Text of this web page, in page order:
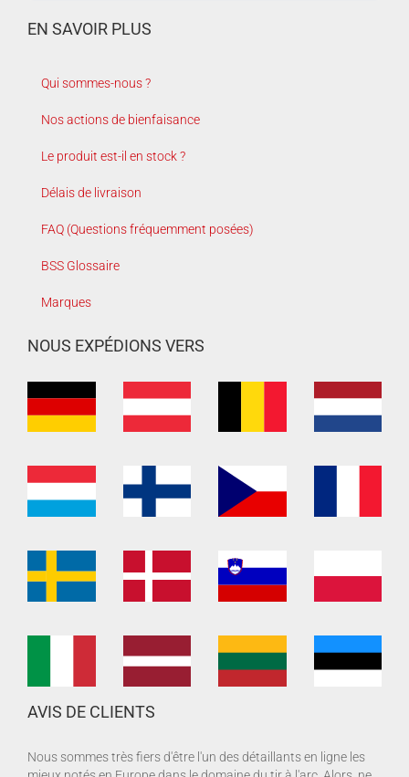
EN SAVOIR PLUS
Qui sommes-nous ?
Nos actions de bienfaisance
Le produit est-il en stock ?
Délais de livraison
FAQ (Questions fréquemment posées)
BSS Glossaire
Marques
NOUS EXPÉDIONS VERS
AVIS DE CLIENTS
Nous sommes très fiers d'être l'un des détaillants en ligne les